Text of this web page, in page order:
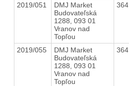
2019/051
DMJ Market
Budovateľská
1288, 093 01
Vranov nad
Topľou
2019/055
DMJ Market
Budovateľská
1288, 093 01
Vranov nad
Topľou